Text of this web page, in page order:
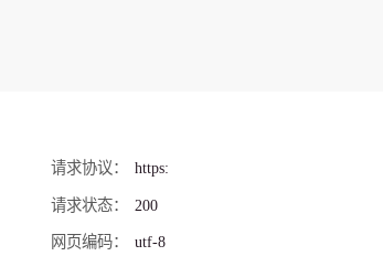
请求协议 https:
请求状态 200
网页编码 utf-8